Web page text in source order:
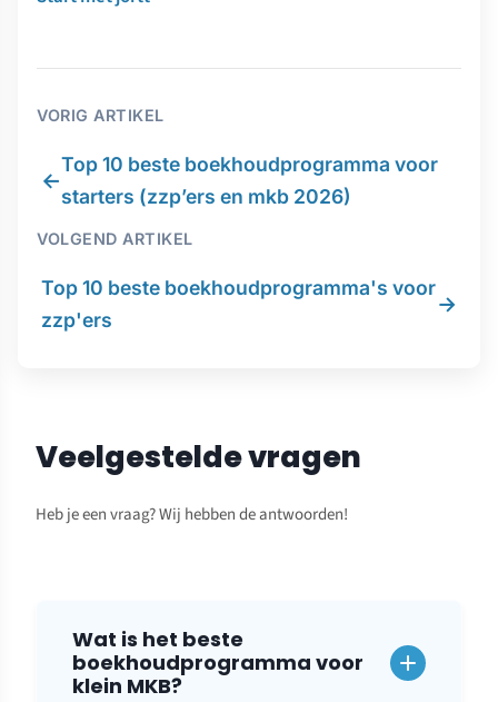
VORIG ARTIKEL
←
Top 10 beste boekhoudprogramma voor
starters (zzp’ers en mkb 2026)
VOLGEND ARTIKEL
Top 10 beste boekhoudprogramma's voor
zzp'ers
→
Veelgestelde vragen
Heb je een vraag? Wij hebben de antwoorden!
Wat is het beste
boekhoudprogramma voor
klein MKB?